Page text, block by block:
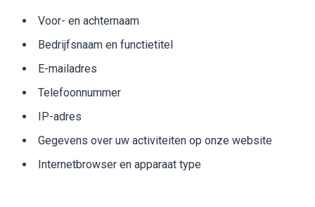
Voor- en achternaam
Bedrijfsnaam en functietitel
E-mailadres
Telefoonnummer
IP-adres
Gegevens over uw activiteiten op onze website
Internetbrowser en apparaat type